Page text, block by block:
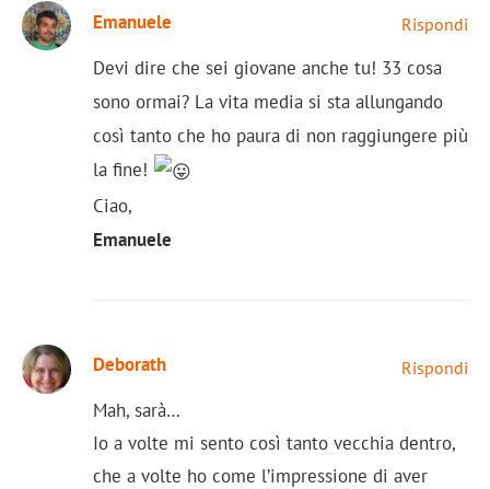
Emanuele Rispondi
Devi dire che sei giovane anche tu! 33 cosa
sono ormai? La vita media si sta allungando
così tanto che ho paura di non raggiungere più
la fine!
Ciao,
Emanuele
Deborath Rispondi
Mah, sarà…
Io a volte mi sento così tanto vecchia dentro,
che a volte ho come l’impressione di aver